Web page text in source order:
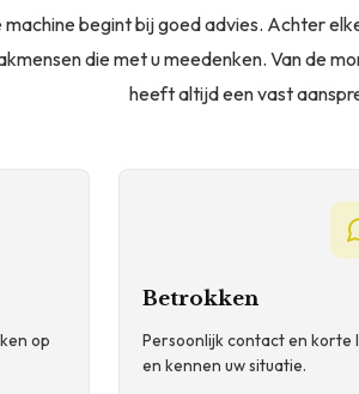
machine begint bij goed advies. Achter
die met u meedenken. Van de
heeft altijd een vast
op
Betrokken
Persoonlijk contact en korte
en kennen uw situatie.